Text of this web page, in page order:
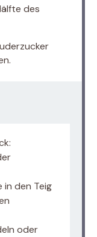
des
in den Teig
oder